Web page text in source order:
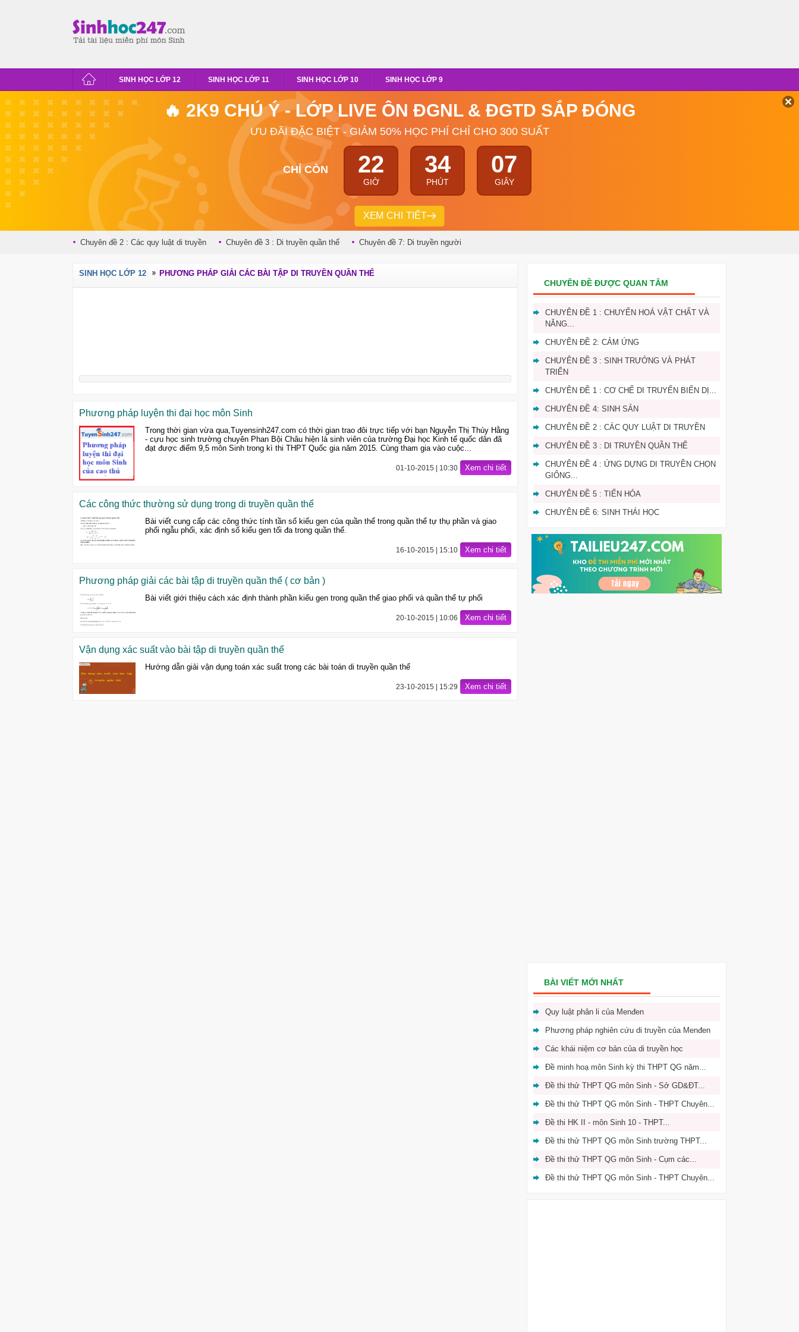
SINH HỌC LỚP 12 SINH HỌC LỚP 11 SINH HỌC LỚP 10 SINH HỌC LỚP 9
🔥 2K9 CHÚ Ý - LỚP LIVE ÔN ĐGNL & ĐGTD SẮP ĐÓNG
ƯU ĐÃI ĐẶC BIỆT - GIẢM 50% HỌC PHÍ CHỈ CHO 300 SUẤT
CHỈ CÒN 22
GIỜ
34
PHÚT
06
GIÂY
XEM CHI TIẾT
Chuyên đề 2 : Các quy luật di truyền Chuyên đề 3 : Di truyền quần thể Chuyên đề 7: Di truyền người
SINH HỌC LỚP 12 PHƯƠNG PHÁP GIẢI CÁC BÀI TẬP DI TRUYỀN QUẦN THỂ
Phương pháp luyện thi đại học môn Sinh
Trong thời gian vừa qua,Tuyensinh247.com có thời gian trao đôi trực tiếp với bạn Nguyễn Thị Thúy Hằng
- cựu học sinh trường chuyên Phan Bội Châu hiện là sinh viên của trường Đại học Kinh tế quốc dân đã
đạt được điểm 9,5 môn Sinh trong kì thi THPT Quốc gia năm 2015. Cùng tham gia vào cuộc...
01-10-2015 | 10:30 Xem chi tiết
Các công thức thường sử dụng trong di truyền quần thể
Bài viết cung cấp các công thức tính tần số kiểu gen của quần thể trong quần thể tự thụ phần và giao
phối ngẫu phối, xác định số kiểu gen tối đa trong quần thể.
16-10-2015 | 15:10 Xem chi tiết
Phương pháp giải các bài tập di truyền quần thể ( cơ bản )
Bài viết giới thiệu cách xác định thành phần kiểu gen trong quần thể giao phối và quần thể tự phối
20-10-2015 | 10:06 Xem chi tiết
Vận dụng xác suất vào bài tập di truyền quần thể
Hướng dẫn giải vận dụng toán xác suất trong các bài toán di truyền quần thể
23-10-2015 | 15:29 Xem chi tiết
CHUYÊN ĐỀ ĐƯỢC QUAN TÂM
CHUYÊN ĐỀ 1 : CHUYỂN HOÁ VẬT CHẤT VÀ
NĂNG...
CHUYÊN ĐỀ 2: CẢM ỨNG
CHUYÊN ĐỀ 3 : SINH TRƯỞNG VÀ PHÁT
TRIỂN
CHUYÊN ĐỀ 1 : CƠ CHẾ DI TRUYẾN BIẾN DỊ...
CHUYÊN ĐỀ 4: SINH SẢN
CHUYÊN ĐỀ 2 : CÁC QUY LUẬT DI TRUYỀN
CHUYÊN ĐỀ 3 : DI TRUYỀN QUẦN THỂ
CHUYÊN ĐỀ 4 : ỨNG DỰNG DI TRUYỀN CHỌN
GIỐNG...
CHUYÊN ĐỀ 5 : TIẾN HÓA
CHUYÊN ĐỀ 6: SINH THÁI HỌC
BÀI VIẾT MỚI NHẤT
Quy luật phân li của Menđen
Phương pháp nghiên cứu di truyền của Menđen
Các khái niệm cơ bản của di truyền học
Đề minh hoạ môn Sinh kỳ thi THPT QG năm...
Đề thi thử THPT QG môn Sinh - Sở GD&ĐT...
Đề thi thử THPT QG môn Sinh - THPT Chuyên...
Đề thi HK II - môn Sinh 10 - THPT...
Đề thi thử THPT QG môn Sinh trường THPT...
Đề thi thử THPT QG môn Sinh - Cụm các...
Đề thi thử THPT QG môn Sinh - THPT Chuyên...